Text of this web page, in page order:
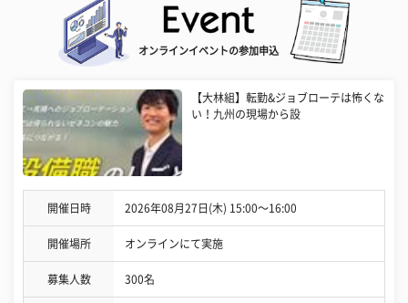
オンラインイベントの参加申込
【大林組】転勤&ジョブローテは怖くな
い！九州の現場から設
開催日時 2026年08月27日(木) 15:00〜16:00
開催場所 オンラインにて実施
募集人数 300名